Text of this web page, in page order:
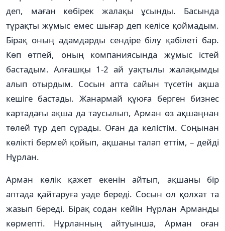
деп, маған көбірек жалақы ұсынды. Басында
тұрақты жұмыс емес шығар деп келісе қоймадым.
Бірақ оның адамдарды сендіре білу қабілеті бар.
Көп өтпей, оның компаниясында жұмыс істей
бастадым. Алғашқы 1-2 ай уақтылы жалақымды
алып отырдым. Сосын апта сайын түсетін ақша
кешіге бастады. Жанармай құюға берген бизнес
картадағы ақша да таусылып, Арман өз ақшаңнан
төлей тұр деп сұрады. Оған да келістім. Соңынан
көлікті бермей қойып, ақшаны талап еттім, – дейді
Нұрлан.
Арман көлік қажет екенін айтып, ақшаны бір
аптада қайтаруға уәде береді. Сосын ол қолхат та
жазып береді. Бірақ содан кейін Нұрлан Арманды
көрмепті. Нұрланның айтуынша, Арман оған